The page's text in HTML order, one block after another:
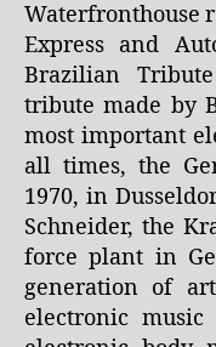
Waterfronthouse
Express and
Brazilian
tribute made by
most important
all times, the
1970, in
Schneider, the
force plant in
generation of
electronic music